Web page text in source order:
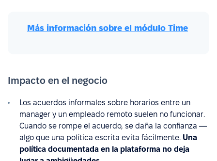
Más información sobre el módulo Time
Impacto en el negocio
Los acuerdos informales sobre horarios entre un
manager y un empleado remoto suelen no funcionar.
Cuando se rompe el acuerdo, se daña la confianza —
algo que una política escrita evita fácilmente. Una
política documentada en la plataforma no deja